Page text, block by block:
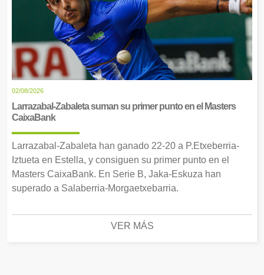
02/08/2026
Larrazabal-Zabaleta suman su primer punto en el Masters
CaixaBank
Larrazabal-Zabaleta han ganado 22-20 a P.Etxeberria-
Iztueta en Estella, y consiguen su primer punto en el
Masters CaixaBank. En Serie B, Jaka-Eskuza han
superado a Salaberria-Morgaetxebarria.
VER MÁS